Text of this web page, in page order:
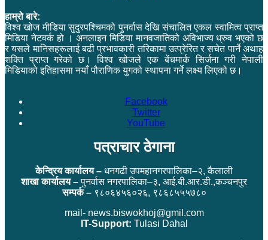
हाम्रो बारे:
विश्व खोज मीडिया सुदुरपश्चिमको पुनर्वास देखि संचालित एकल स्वामित्व प्राप्त
मिडिया नेटवर्क हो । अनलाइन मिडिया मानवजातिको अविभाज्य ध्रुव भएको छ
र यसले मानिसहरूलाई बढी प्रभावकारी तरिकामा उत्प्रेरित र सचेत पार्ने अथाह
शक्ति प्राप्त गरेको छ। विश्व खोजले एक बेंचमार्क सिर्जना गरी नेपाली
मिडियाको इतिहासमा नयाँ पौराणिक युगको स्थापना गर्ने लक्ष्य लिएको छ।
Facebook
Twitter
YouTube
पत्राचार ठेगाना
केन्द्रिय कार्यालय – धनगढी उपमहानगरपालिका–२, कैलाली
शाखा कार्यालय –पुनर्वास नगरपालिका–३, आई.बी.आर.डी.,कञ्चनपुर
सम्पर्क –९८०६४५६०२६, ९८६८५५५७८०
mail- news.biswokhoj@gmil.com
IT-Support: Tulasi Dahal